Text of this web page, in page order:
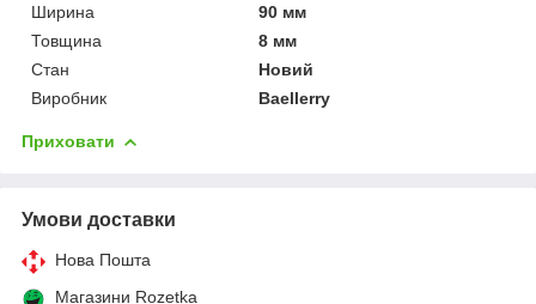
Ширина
90 мм
Товщина
8 мм
Стан
Новий
Виробник
Baellerry
Приховати
Умови доставки
Нова Пошта
Магазини Rozetka